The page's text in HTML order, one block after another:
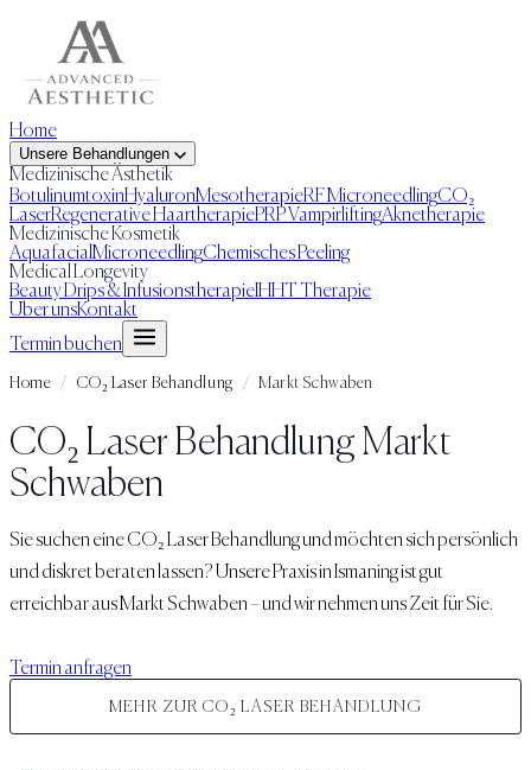
Home
Unsere Behandlungen
Medizinische Ästhetik
BotulinumtoxinHyaluronMesotherapieRF MicroneedlingCO₂
LaserRegenerative HaartherapiePRP VampirliftingAknetherapie
Medizinische Kosmetik
AquafacialMicroneedlingChemisches Peeling
Medical Longevity
Beauty Drips & InfusionstherapieIHHT Therapie
Über unsKontakt
Termin buchen
Home / CO₂ Laser Behandlung / Markt Schwaben
CO₂ Laser Behandlung Markt
Schwaben
Sie suchen eineCO₂ Laser Behandlungund möchten sich persönlich
und diskret beraten lassen? Unsere Praxis in Ismaning ist gut
erreichbar ausMarkt Schwaben– und wir nehmen uns Zeit für Sie.
Termin anfragen
MEHR ZURCO₂ LASER BEHANDLUNG